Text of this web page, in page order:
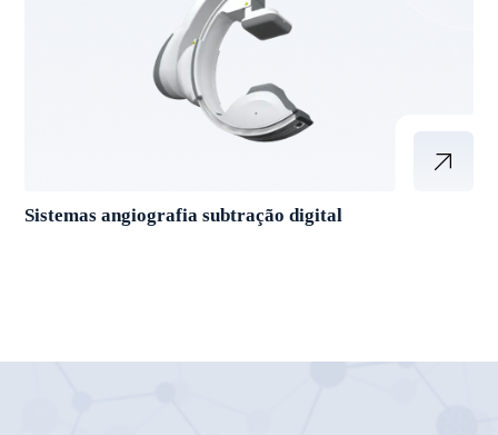
Sistemas angiografia subtração digital